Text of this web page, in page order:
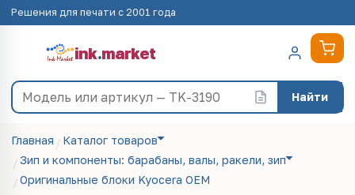
Решения для печати с 2001 года
ink.market
Найти
Главная
Каталог товаров
Зип и компоненты: барабаны, валы, ракели, зип
Оригинальные блоки Kyocera OEM